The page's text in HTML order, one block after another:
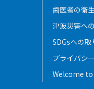
歯医者の衛
津波災害へ
SDGsへの取
プライバシ
Welcome